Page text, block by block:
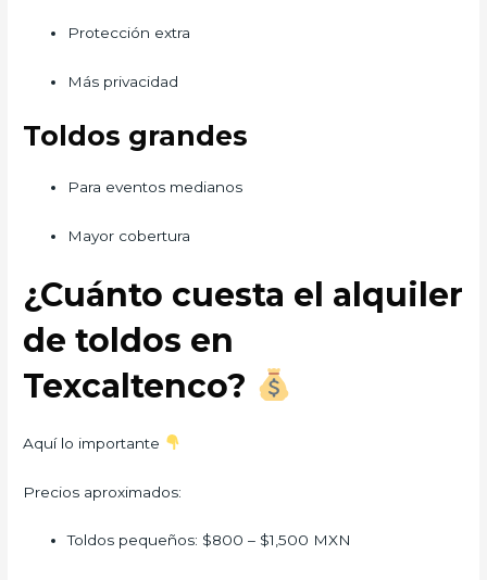
Protección extra
Más privacidad
Toldos grandes
Para eventos medianos
Mayor cobertura
¿Cuánto cuesta el alquiler
de toldos en
Texcaltenco?
Aquí lo importante
Precios aproximados:
Toldos pequeños: $800 – $1,500 MXN